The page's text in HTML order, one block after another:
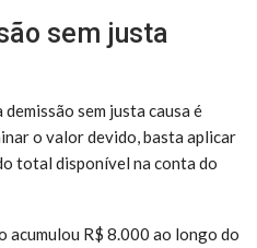
sem justa
sem justa causa é
o valor devido, basta aplicar
total disponível na conta do
acumulou R$ 8.000 ao longo do